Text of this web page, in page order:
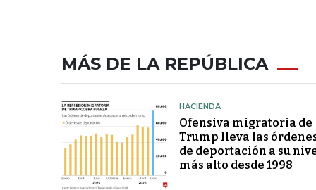
MÁS DE LA REPÚBLICA
HACIENDA
Ofensiva migratoria de
Trump lleva las
de deportación a su
más alto desde 1998